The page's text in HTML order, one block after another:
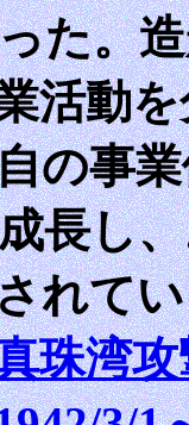
た。
活動
の事
長し
れて
珠湾